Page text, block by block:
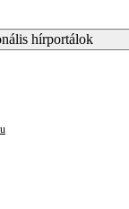
hírportálok